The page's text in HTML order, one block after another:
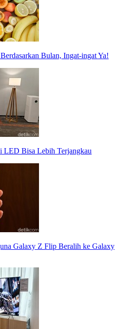
Bulan, Ingat-ingat Ya!
Bisa Lebih Terjangkau
Galaxy Z Flip Beralih ke Galaxy